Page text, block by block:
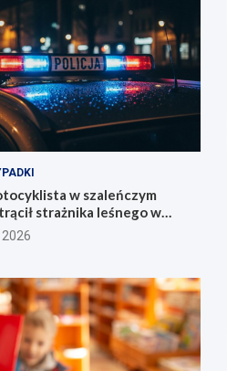
w szaleńczym
strażnika leśnego w